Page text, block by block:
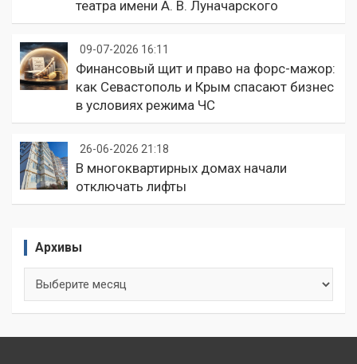
театра имени А. В. Луначарского
09-07-2026 16:11
Финансовый щит и право на форс-мажор:
как Севастополь и Крым спасают бизнес
в условиях режима ЧС
26-06-2026 21:18
В многоквартирных домах начали
отключать лифты
Архивы